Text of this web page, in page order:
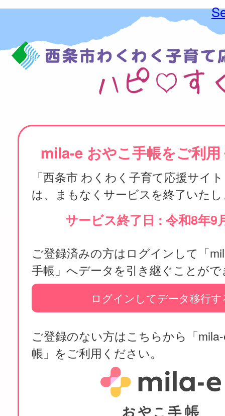
mila-e おやこ手帳をご利
「西条市 わくわく子育て応援サイ
は、まもなくサービスを終了いた
サービス終了日 : 令和8年9
ご登録済みの方はログインして「
手帳」へデータを引き継ぐことが
ログインしてデータ移行す
ご登録のない方はこちらから「
帳」をご利用ください。